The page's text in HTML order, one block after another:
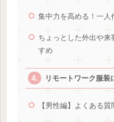
集中力を高める！一人
ちょっとした外出や
すめ
リモートワーク服装
【男性編】よくある質